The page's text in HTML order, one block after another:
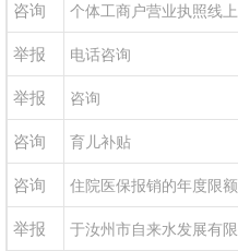
咨询
举报 电话咨询
举报 咨询
咨询 育儿补贴
咨询 住院医保报销的年度限额
举报